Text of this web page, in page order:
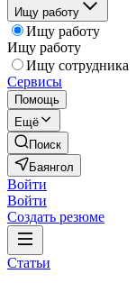
Ищу работу
Ищу работу
Ищу работу
Ищу сотрудника
Сервисы
Помощь
Ещё
Поиск
Баянгол
Войти
Войти
Создать резюме
Статьи